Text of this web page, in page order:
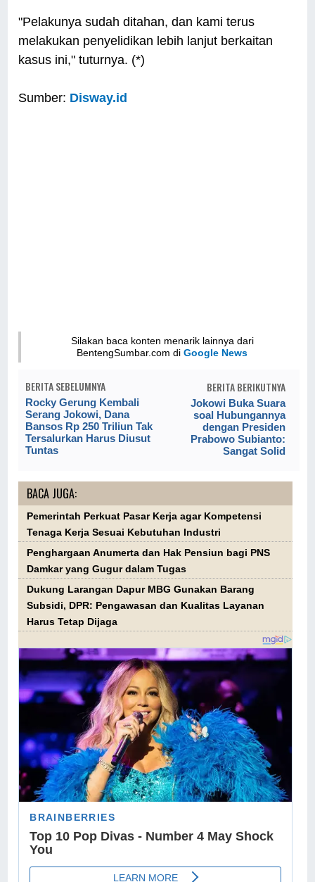
"Pelakunya sudah ditahan, dan kami terus
melakukan penyelidikan lebih lanjut berkaitan
kasus ini," tuturnya. (*)
Sumber: Disway.id
Silakan baca konten menarik lainnya dari
BentengSumbar.com diGoogle News
BERITA SEBELUMNYA
Rocky Gerung Kembali
Serang Jokowi, Dana
Bansos Rp 250 Triliun Tak
Tersalurkan Harus Diusut
Tuntas
BERITA BERIKUTNYA
Jokowi Buka Suara
soal Hubungannya
dengan Presiden
Prabowo Subianto:
Sangat Solid
BACA JUGA:
Pemerintah Perkuat Pasar Kerja agar Kompetensi
Tenaga Kerja Sesuai Kebutuhan Industri
Penghargaan Anumerta dan Hak Pensiun bagi PNS
Damkar yang Gugur dalam Tugas
Dukung Larangan Dapur MBG Gunakan Barang
Subsidi, DPR: Pengawasan dan Kualitas Layanan
Harus Tetap Dijaga